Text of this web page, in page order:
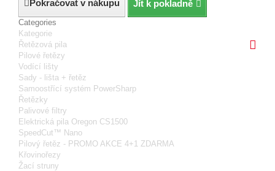
Pokračovat v nákupu Jít k pokladně
Categories
Kategorie
Řetězová pila
Pilové řetězy
Vodící lišty
Sady - lišta + řetěz
Samoostřící systém PowerSharp
Řetězky
Palivové filtry
Elektrická pila Oregon CS1500
SpeedCut™ Nano
Pilový řetěz - PROMO AKCE 4+1 ZDARMA
Křovinořezy
Žací struny